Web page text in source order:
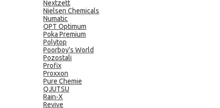
Nextzett
Nielsen Chemicals
Numatic
OPT Optimum
Poka Premium
Polytop
Poorboy's World
Pozostali
Profix
Proxxon
Pure Chemie
QJUTSU
Rain-X
Revive